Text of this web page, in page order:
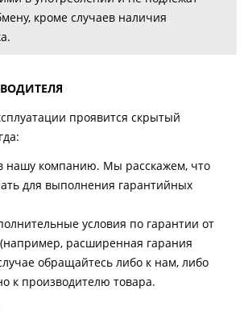
кроме случаев наличия
проявится скрытый
нашу компанию. Мы расскажем, что
для выполнения гарантийных
условия по гарантии от
расширенная гарания
обращайтесь либо к нам, либо
к производителю товара.